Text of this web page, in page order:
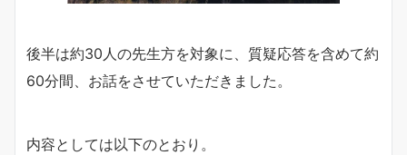
後半は約30人の先生方を対象に、質疑応答を含めて約
60分間、お話をさせていただきました。
内容としては以下のとおり。